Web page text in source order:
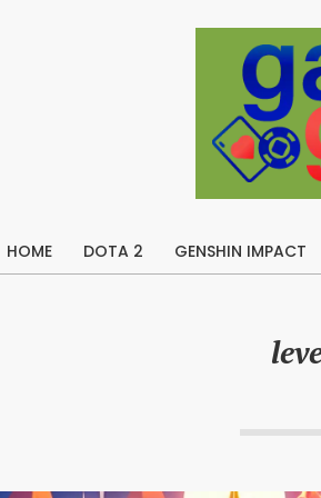
B
i
HOME DOTA 2 GENSHIN IMPACT